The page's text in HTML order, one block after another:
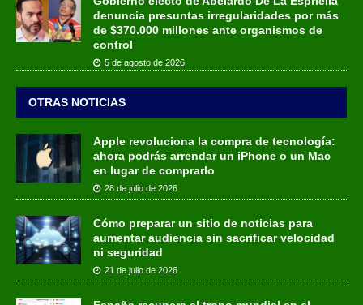
denuncia presuntas irregularidades por más
de $370.000 millones ante organismos de
control
5 de agosto de 2026
OTRAS NOTICIAS
Apple revoluciona la compra de tecnología:
ahora podrás arrendar un iPhone o un Mac
en lugar de comprarlo
28 de julio de 2026
Cómo preparar un sitio de noticias para
aumentar audiencia sin sacrificar velocidad
ni seguridad
21 de julio de 2026